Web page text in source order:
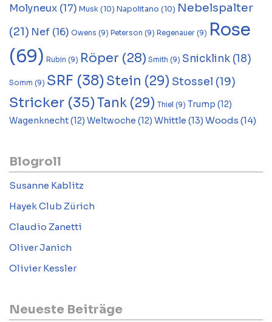
Molyneux (17) Musk(10) Napolitano (10) Nebelspalter
(21) Nef (16) Owens (9) Peterson (9) Regenauer (9) Rose
(69) Rubin (9) Röper (28) Smith (9) Snicklink (18)
Somm (9) SRF (38)Stein (29) Stossel (19)
Stricker (35)Tank (29) Thiel (9) Trump (12)
Wagenknecht(12) Weltwoche (12) Whittle (13) Woods (14)
Blogroll
Susanne Kablitz
Hayek Club Zürich
Claudio Zanetti
Oliver Janich
Olivier Kessler
Neueste Beiträge